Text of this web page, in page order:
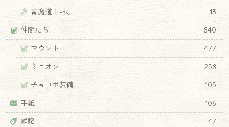
青魔道士-杖
13
仲間たち
840
マウント
477
ミニオン
258
チョコボ装備
105
手紙
106
雑記
47